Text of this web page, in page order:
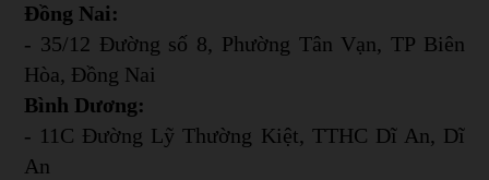
Đồng Nai:
- 35/12 Đường số 8, Phường Tân Vạn, TP Biên
Hòa, Đồng Nai
Bình Dương:
- 11C Đường Lỹ Thường Kiệt, TTHC Dĩ An, Dĩ
An